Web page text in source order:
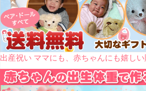
出産祝い ママにも、赤ちゃんにも嬉しい